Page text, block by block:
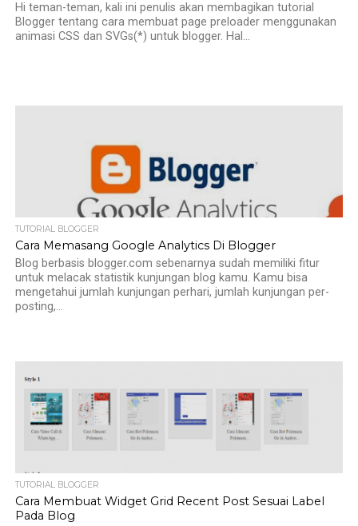
Hi teman-teman, kali ini penulis akan membagikan tutorial
Blogger tentang cara membuat page preloader menggunakan
animasi CSS dan SVGs(*) untuk blogger. Hal...
TUTORIAL BLOGGER
Cara Memasang Google Analytics Di Blogger
Blog berbasis blogger.com sebenarnya sudah memiliki fitur
untuk melacak statistik kunjungan blog kamu. Kamu bisa
mengetahui jumlah kunjungan perhari, jumlah kunjungan per-
posting,...
TUTORIAL BLOGGER
Cara Membuat Widget Grid Recent Post Sesuai Label
Pada Blog